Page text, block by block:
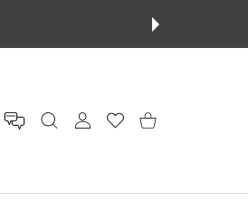
KULLANICI HESABI
istek listesiAlışveriş Sepeti